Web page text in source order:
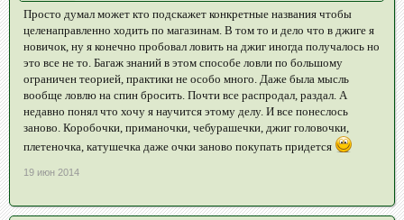
Просто думал может кто подскажет конкретные названия чтобы
целенаправленно ходить по магазинам. В том то и дело что в джиге я
новичок, ну я конечно пробовал ловить на джиг иногда получалось но
это все не то. Багаж знаний в этом способе ловли по большому
ограничен теорией, практики не особо много. Даже была мысль
вообще ловлю на спин бросить. Почти все распродал, раздал. А
недавно понял что хочу я научится этому делу. И все понеслось
заново. Коробочки, приманочки, чебурашечки, джиг головочки,
плетеночка, катушечка даже очки заново покупать придется
19 июн 2014